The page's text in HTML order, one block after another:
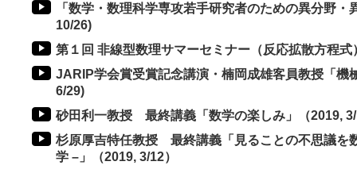
「数学・数理科学専攻若手研究者のための異分野
10/26)
第１回 非線型数理サマーセミナー（反応拡散方程
JARIP学会賞受賞記念講演・楠岡成雄客員教授「機
6/29)
砂田利一教授 最終講義「数学の楽しみ」（2019,
杉原厚吉特任教授 最終講義「見ることの不思議を
学 –」（2019, 3/12）